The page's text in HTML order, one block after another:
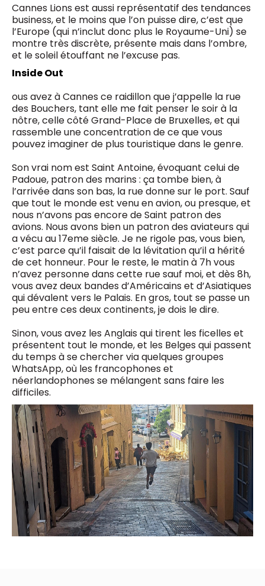
Cannes Lions est aussi représentatif des tendances
business, et le moins que l’on puisse dire, c’est que
l’Europe (qui n’inclut donc plus le Royaume-Uni) se
montre très discrète, présente mais dans l’ombre,
et le soleil étouffant ne l’excuse pas.
Inside Out
ous avez à Cannes ce raidillon que j’appelle la rue
des Bouchers, tant elle me fait penser le soir à la
nôtre, celle côté Grand-Place de Bruxelles, et qui
rassemble une concentration de ce que vous
pouvez imaginer de plus touristique dans le genre.
Son vrai nom est Saint Antoine, évoquant celui de
Padoue, patron des marins : ça tombe bien, à
l’arrivée dans son bas, la rue donne sur le port. Sauf
que tout le monde est venu en avion, ou presque, et
nous n’avons pas encore de Saint patron des
avions. Nous avons bien un patron des aviateurs qui
a vécu au 17eme siècle. Je ne rigole pas, vous bien,
c’est parce qu’il faisait de la lévitation qu’il a hérité
de cet honneur. Pour le reste, le matin à 7h vous
n’avez personne dans cette rue sauf moi, et dès 8h,
vous avez deux bandes d’Américains et d’Asiatiques
qui dévalent vers le Palais. En gros, tout se passe un
peu entre ces deux continents, je dois le dire.
Sinon, vous avez les Anglais qui tirent les ficelles et
présentent tout le monde, et les Belges qui passent
du temps à se chercher via quelques groupes
WhatsApp, où les francophones et
néerlandophones se mélangent sans faire les
difficiles.